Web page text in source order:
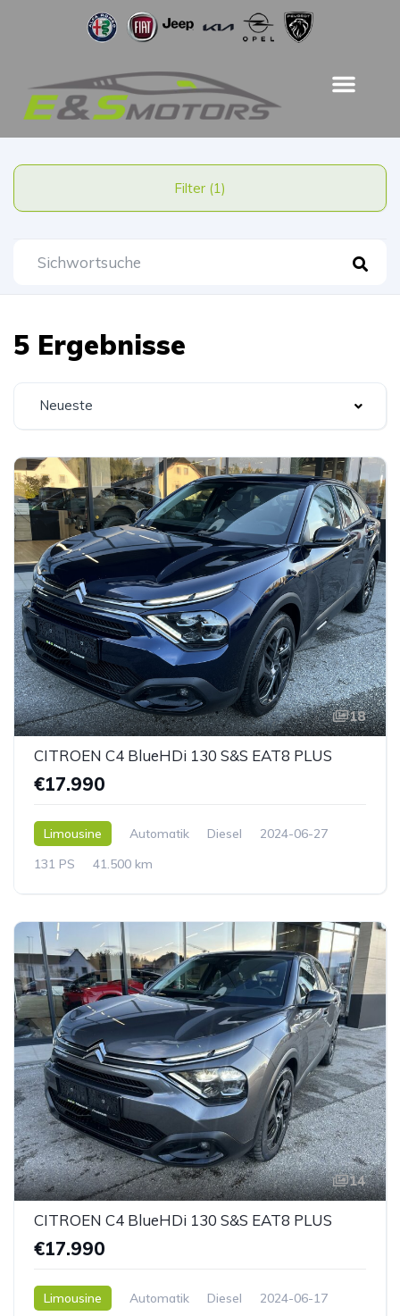
Filter (1)
5 Ergebnisse
Neueste
18
CITROEN C4 BlueHDi 130 S&S EAT8 PLUS
€17.990
Limousine Automatik Diesel
2024-06-27
131 PS
41.500 km
14
CITROEN C4 BlueHDi 130 S&S EAT8 PLUS
€17.990
Limousine Automatik Diesel
2024-06-17